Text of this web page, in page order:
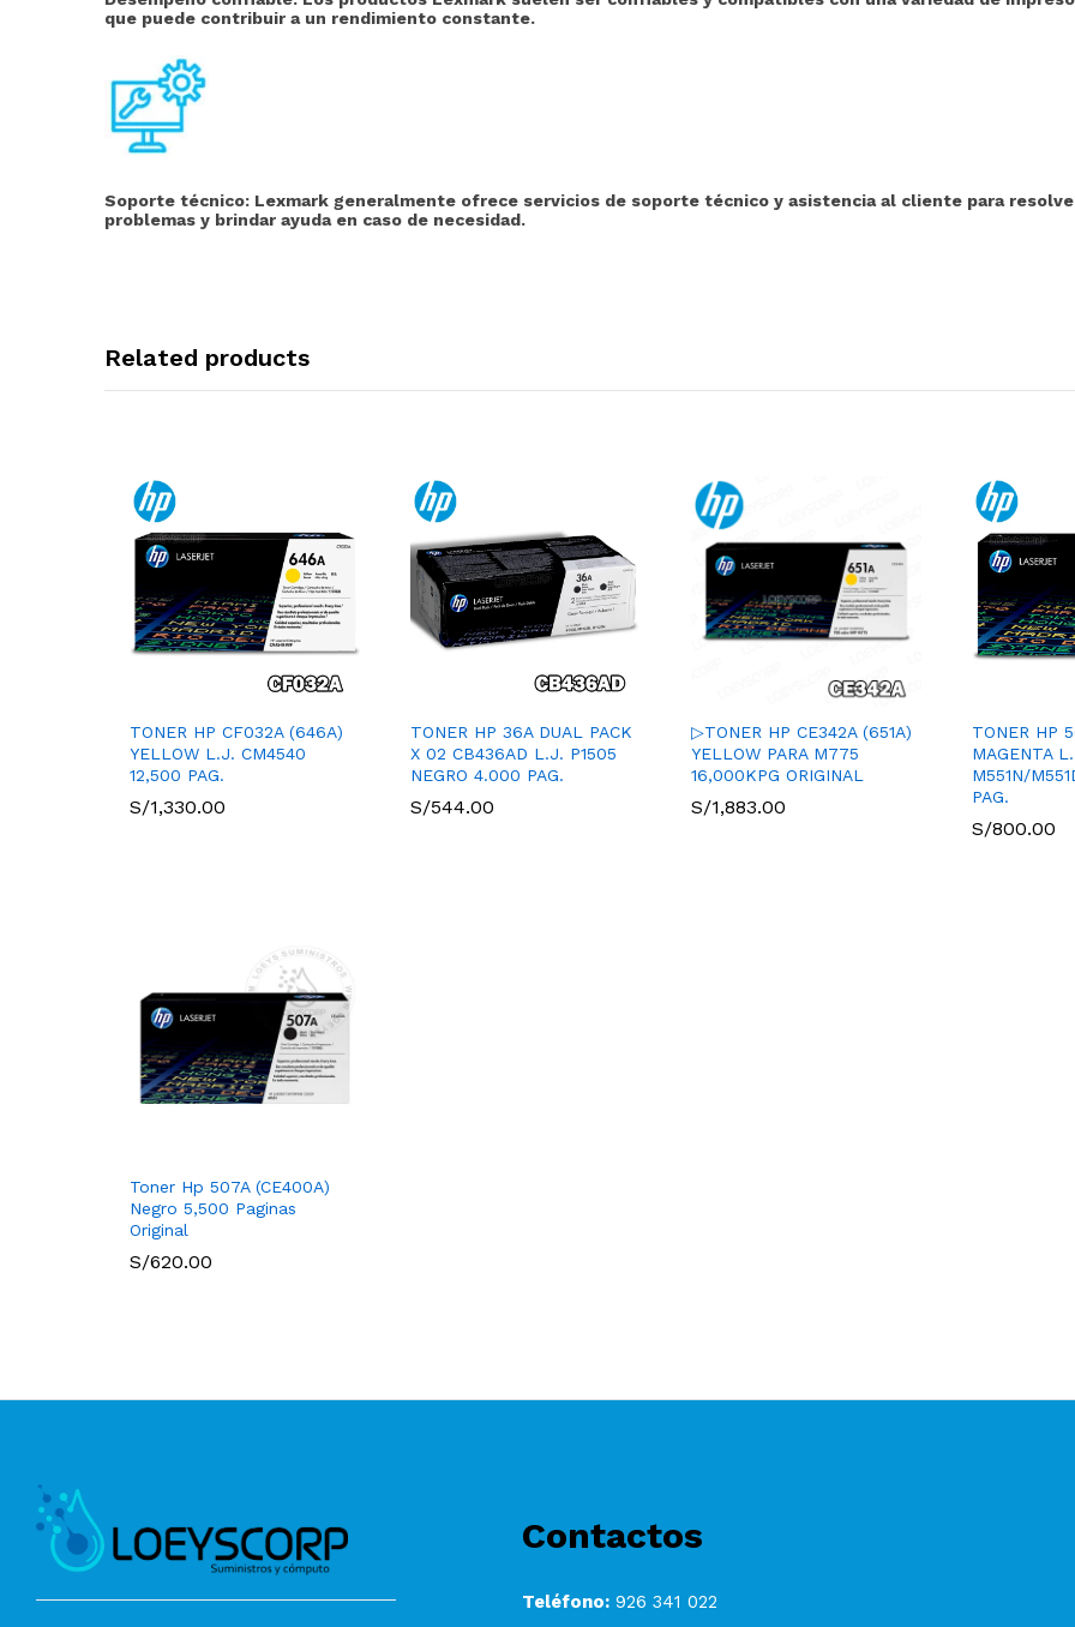
que puede contribuir a un rendimiento constante.
Soporte técnico: Lexmark generalmente ofrece servicios de soporte técnico y asistencia al cliente para
problemas y brindar ayuda en caso de necesidad.
Related products
TONER HP CF032A (646A)
YELLOW L.J. CM4540
12,500 PAG.
S/1,330.00
TONER HP 36A DUAL PACK
X 02 CB436AD L.J. P1505
NEGRO 4.000 PAG.
S/544.00
▷TONER HP CE342A (651A)
YELLOW PARA M775
16,000KPG ORIGINAL
S/1,883.00
TONER HP
MAGENTA
M551N/
PAG.
S/800.00
Toner Hp 507A (CE400A)
Negro 5,500 Paginas
Original
S/620.00
Contactos
Teléfono: 926 341 022